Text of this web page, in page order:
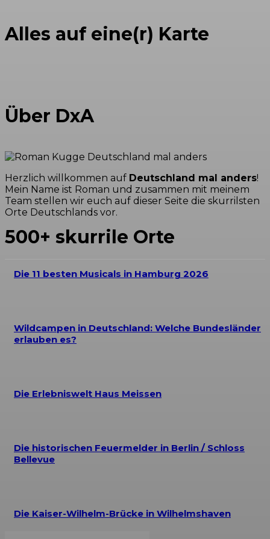
Alles auf eine(r) Karte
Über DxA
Herzlich willkommen auf Deutschland mal anders!
Mein Name ist Roman und zusammen mit meinem
Team stellen wir euch auf dieser Seite die skurrilsten
Orte Deutschlands vor.
500+ skurrile Orte
Die 11 besten Musicals in Hamburg 2026
Wildcampen in Deutschland: Welche Bundesländer
erlauben es?
Die Erlebniswelt Haus Meissen
Die historischen Feuermelder in Berlin / Schloss
Bellevue
Die Kaiser-Wilhelm-Brücke in Wilhelmshaven